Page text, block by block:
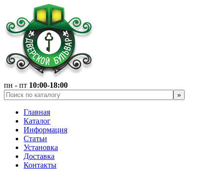
пн - пт 10:00-18:00
Главная
Каталог
Информация
Статьи
Установка
Доставка
Контакты